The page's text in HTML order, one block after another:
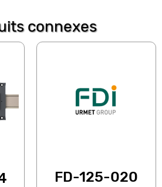
connexes
FD-125-020